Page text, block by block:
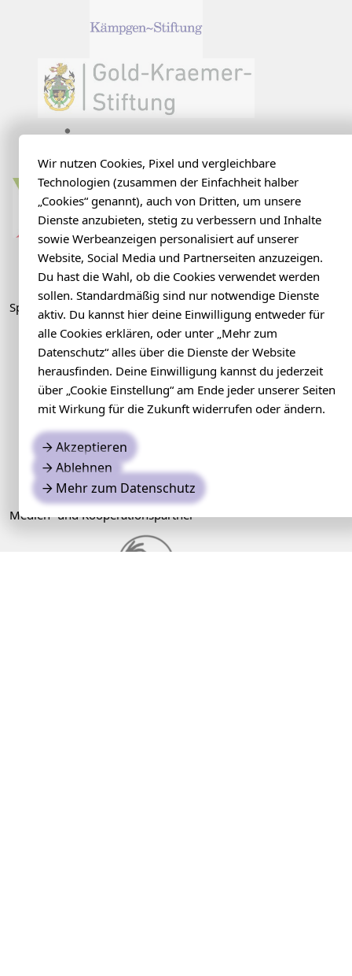
Wir nutzen Cookies, Pixel und vergleichbare
Technologien (zusammen der Einfachheit halber
„Cookies“ genannt), auch von Dritten, um unsere
Dienste anzubieten, stetig zu verbessern und Inhalte
sowie Werbeanzeigen personalisiert auf unserer
Website, Social Media und Partnerseiten anzuzeigen.
Du hast die Wahl, ob die Cookies verwendet werden
sollen. Standardmäßig sind nur notwendige Dienste
aktiv. Du kannst hier deine Einwilligung entweder für
alle Cookies erklären, oder unter „Mehr zum
Datenschutz“ alles über die Dienste der Website
herausfinden. Deine Einwilligung kannst du jederzeit
über „Cookie Einstellung“ am Ende jeder unserer Seiten
mit Wirkung für die Zukunft widerrufen oder ändern.
→ Akzeptieren
→ Ablehnen
→ Mehr zum Datenschutz
Sponsoren
Medien- und Kooperationspartner